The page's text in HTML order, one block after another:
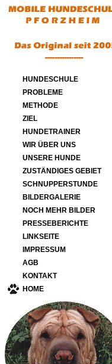
HUNDESCHULE
PROBLEME
METHODE
ZIEL
HUNDETRAINER
WIR ÜBER UNS
UNSERE HUNDE
ZUSTÄNDIGES GEBIET
SCHNUPPERSTUNDE
BILDERGALERIE
NOCH MEHR BILDER
PRESSEBERICHTE
LINKSEITE
IMPRESSUM
AGB
KONTAKT
HOME